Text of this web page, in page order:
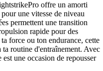
offre un amorti
une vitesse de niveau
permettent une transition
rapide pour des
force ou ton endurance, cette
ta routine d'entraînement. Avec
une occasion de repousser